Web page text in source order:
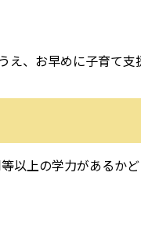
え、お早めに子育て支
以上の学力があるか